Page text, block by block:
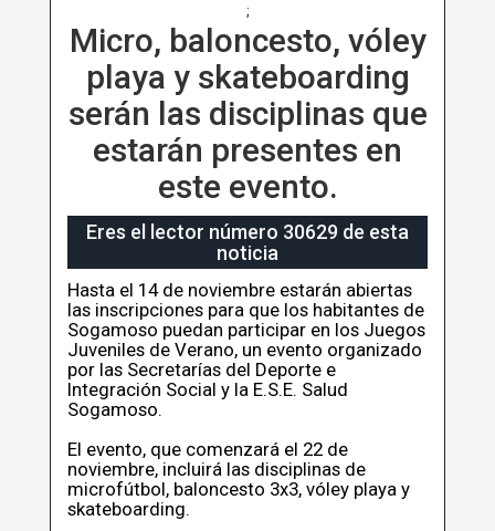
;
Micro, baloncesto, vóley
playa y skateboarding
serán las disciplinas que
estarán presentes en
este evento.
Eres el lector número 30629 de esta
noticia
Hasta el 14 de noviembre estarán abiertas
las inscripciones para que los habitantes de
Sogamoso puedan participar en los Juegos
Juveniles de Verano, un evento organizado
por las Secretarías del Deporte e
Integración Social y la E.S.E. Salud
Sogamoso.
El evento, que comenzará el 22 de
noviembre, incluirá las disciplinas de
microfútbol, baloncesto 3x3, vóley playa y
skateboarding.